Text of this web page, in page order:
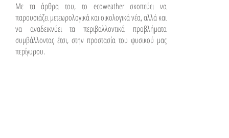
Με τα άρθρα του, το ecoweather σκοπεύει να
παρουσιάζει μετεωρολογικά και οικολογικά νέα, αλλά και
να αναδεικνύει τα περιβαλλοντικά προβλήματα
συμβάλλοντας έτσι, στην προστασία του φυσικού μας
περίγυρου.